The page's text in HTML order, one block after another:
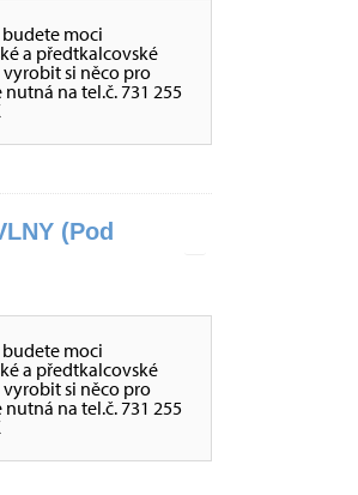
moci
a předtkalcovské
si něco pro
nutná na tel.č. 731 255
(Pod
moci
a předtkalcovské
si něco pro
nutná na tel.č. 731 255